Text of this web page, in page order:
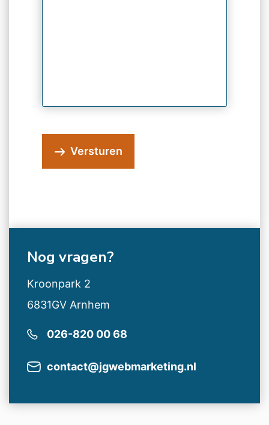
Versturen
Nog vragen?
Kroonpark 2
6831GV Arnhem
026-820 00 68
contact@jgwebmarketing.nl